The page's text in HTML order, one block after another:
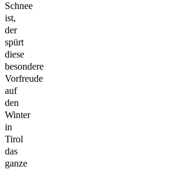
Schnee
ist,
der
spürt
diese
besondere
Vorfreude
auf
den
Winter
in
Tirol
das
ganze